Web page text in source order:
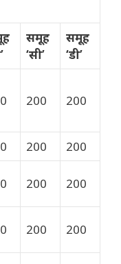
समूह
‘सी’
समूह
‘डी’
200 200
200
200
200 200
200 200